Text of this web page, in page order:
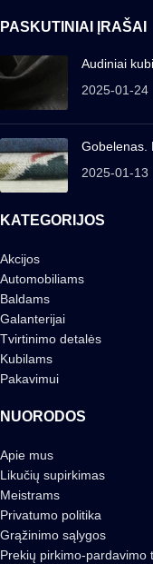
PASKUTINIAI ĮRAŠAI
Audiniai
2025-01-24
Gobelenas.
2025-01-13
KATEGORIJOS
Akcijos
Automobiliams
Baldams
Galanterijai
Tvirtinimo detalės
Kubilams
Pakavimui
NUORODOS
Apie mus
Likučių supirkimas
Meistrams
Privatumo politika
Grąžinimo sąlygos
Prekių pirkimo-pardavimo